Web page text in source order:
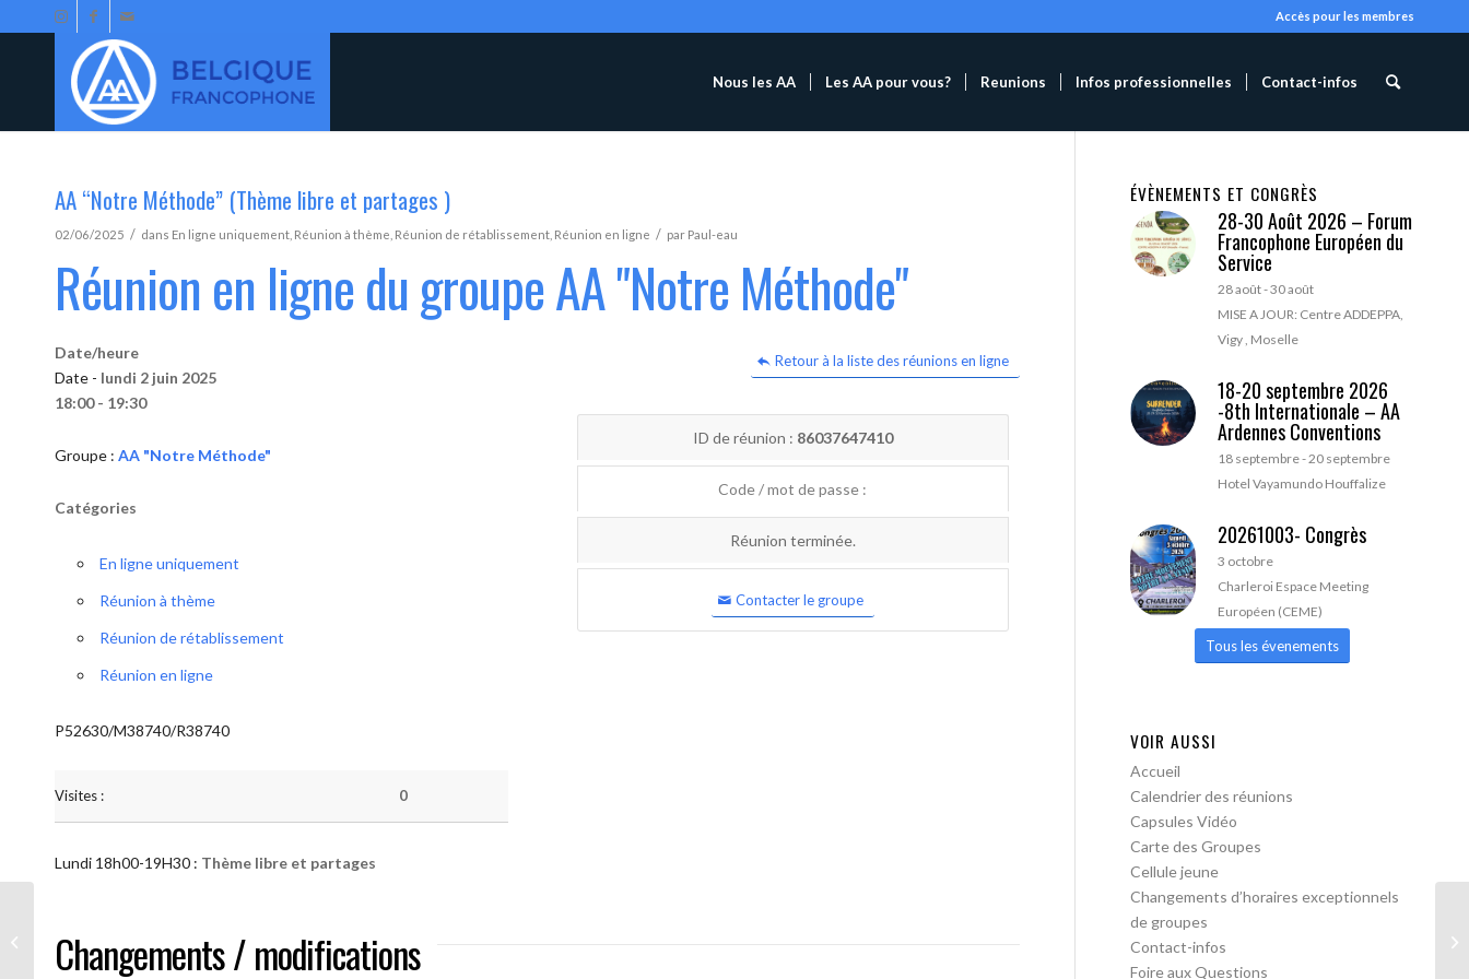
Accès pour les membres
Nous les AA Les AA pour vous? Reunions Infos professionnelles Contact-infos
AA “Notre Méthode” (Thème libre et partages )
02/06/2025 / dans En ligne uniquement Réunion à thème Réunion de rétablissement Réunion en ligne / par Paul-eau
Réunion en ligne du groupe AA "Notre Méthode"
Retour à la liste des réunions en ligne
Date/heure
Date - lundi 2 juin 2025
18:00 - 19:30
Groupe : AA "Notre Méthode"
Catégories
En ligne uniquement
Réunion à thème
Réunion de rétablissement
Réunion en ligne
P52630/M38740/R38740
Visites : 0
ID de réunion : 86037647410
Code / mot de passe :
Réunion terminée.
Contacter le groupe
Lundi 18h00-19H30 : Thème libre et partages
Changements / modifications
ÉVÈNEMENTS ET CONGRÈS
28-30 Août 2026 – Forum
Francophone Européen du
Service
28 août-30 août
MISE A JOUR: Centre ADDEPPA,
Vigy , Moselle
18-20 septembre 2026
-8th Internationale – AA
Ardennes Conventions
18 septembre-20 septembre
Hotel Vayamundo Houffalize
20261003- Congrès
3 octobre
Charleroi Espace Meeting
Européen (CEME)
Tous les évenements
VOIR AUSSI
Accueil
Calendrier des réunions
Capsules Vidéo
Carte des Groupes
Cellule jeune
Changements d’horaires exceptionnels
de groupes
Contact-infos
Foire aux Questions
partages )